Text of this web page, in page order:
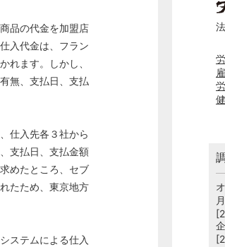
品の代金を加盟店
入代金は、フラン
れます。しかし、
無、支払日、支払
仕入先各３社から
支払日、支払金額
めたところ、セブ
たため、東京地方
ステムによる仕入
月